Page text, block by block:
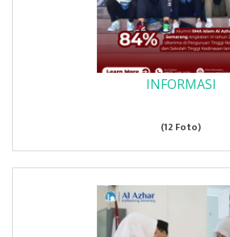
INFORMASI
(12 Foto)